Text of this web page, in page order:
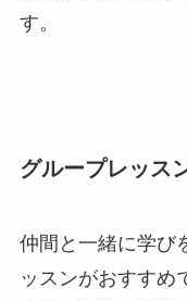
す。
グループレッス
仲間と一緒に学び
ッスンがおすすめ